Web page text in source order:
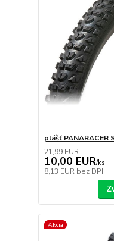
plášť PANARACER
21,99 EUR
10,00 EUR/ks
8,13 EUR bez DPH
Akcia